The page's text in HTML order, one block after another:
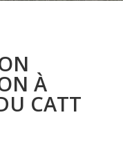
À
CATT